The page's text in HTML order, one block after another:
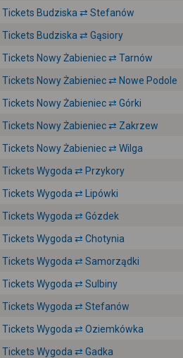
Tickets Budziska ⇄ Stefanów
Tickets Budziska ⇄ Gąsiory
Tickets Nowy Żabieniec ⇄ Tarnów
Tickets Nowy Żabieniec ⇄ Nowe Podole
Tickets Nowy Żabieniec ⇄ Górki
Tickets Nowy Żabieniec ⇄ Zakrzew
Tickets Nowy Żabieniec ⇄ Wilga
Tickets Wygoda ⇄ Przykory
Tickets Wygoda ⇄ Lipówki
Tickets Wygoda ⇄ Gózdek
Tickets Wygoda ⇄ Chotynia
Tickets Wygoda ⇄ Samorządki
Tickets Wygoda ⇄ Sulbiny
Tickets Wygoda ⇄ Stefanów
Tickets Wygoda ⇄ Oziemkówka
Tickets Wygoda ⇄ Gadka